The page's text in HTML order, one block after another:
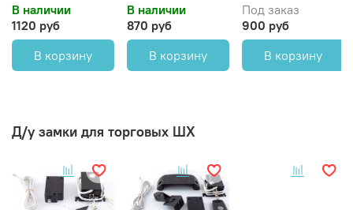
В наличии
1120 руб
В корзину
В наличии
870 руб
В корзину
Под заказ
900 руб
В корзину
Д/у замки для торговых ШХ